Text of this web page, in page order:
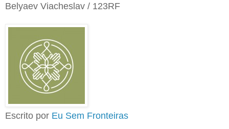
Belyaev Viacheslav / 123RF
Escrito por Eu Sem Fronteiras